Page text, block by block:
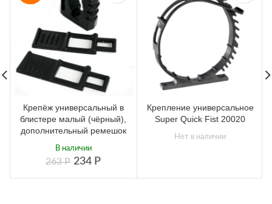
Крепёж универсальный в
блистере малый (чёрный),
дополнительный ремешок
263Р 234 Р
В наличии
Крепление универсальное
Super Quick Fist 20020
Нет в наличии